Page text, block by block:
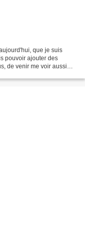
que je suis
pouvoir ajouter des
de venir me voir aussi